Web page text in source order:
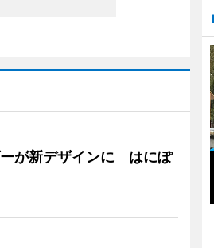
が新デザインに はにぽ